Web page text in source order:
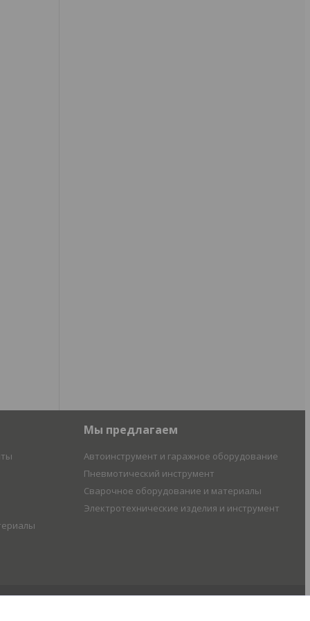
Мы предлагаем
Автоинструмент и гаражное оборудование
Пневмотический инструмент
Сварочное оборудование и материалы
Электротехнические изделия и инструмент